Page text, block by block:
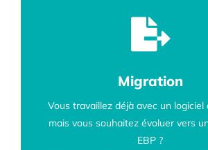
Migration
Vous travaillez déjà avec un logiciel
mais vous souhaitez évoluer vers
EBP ?